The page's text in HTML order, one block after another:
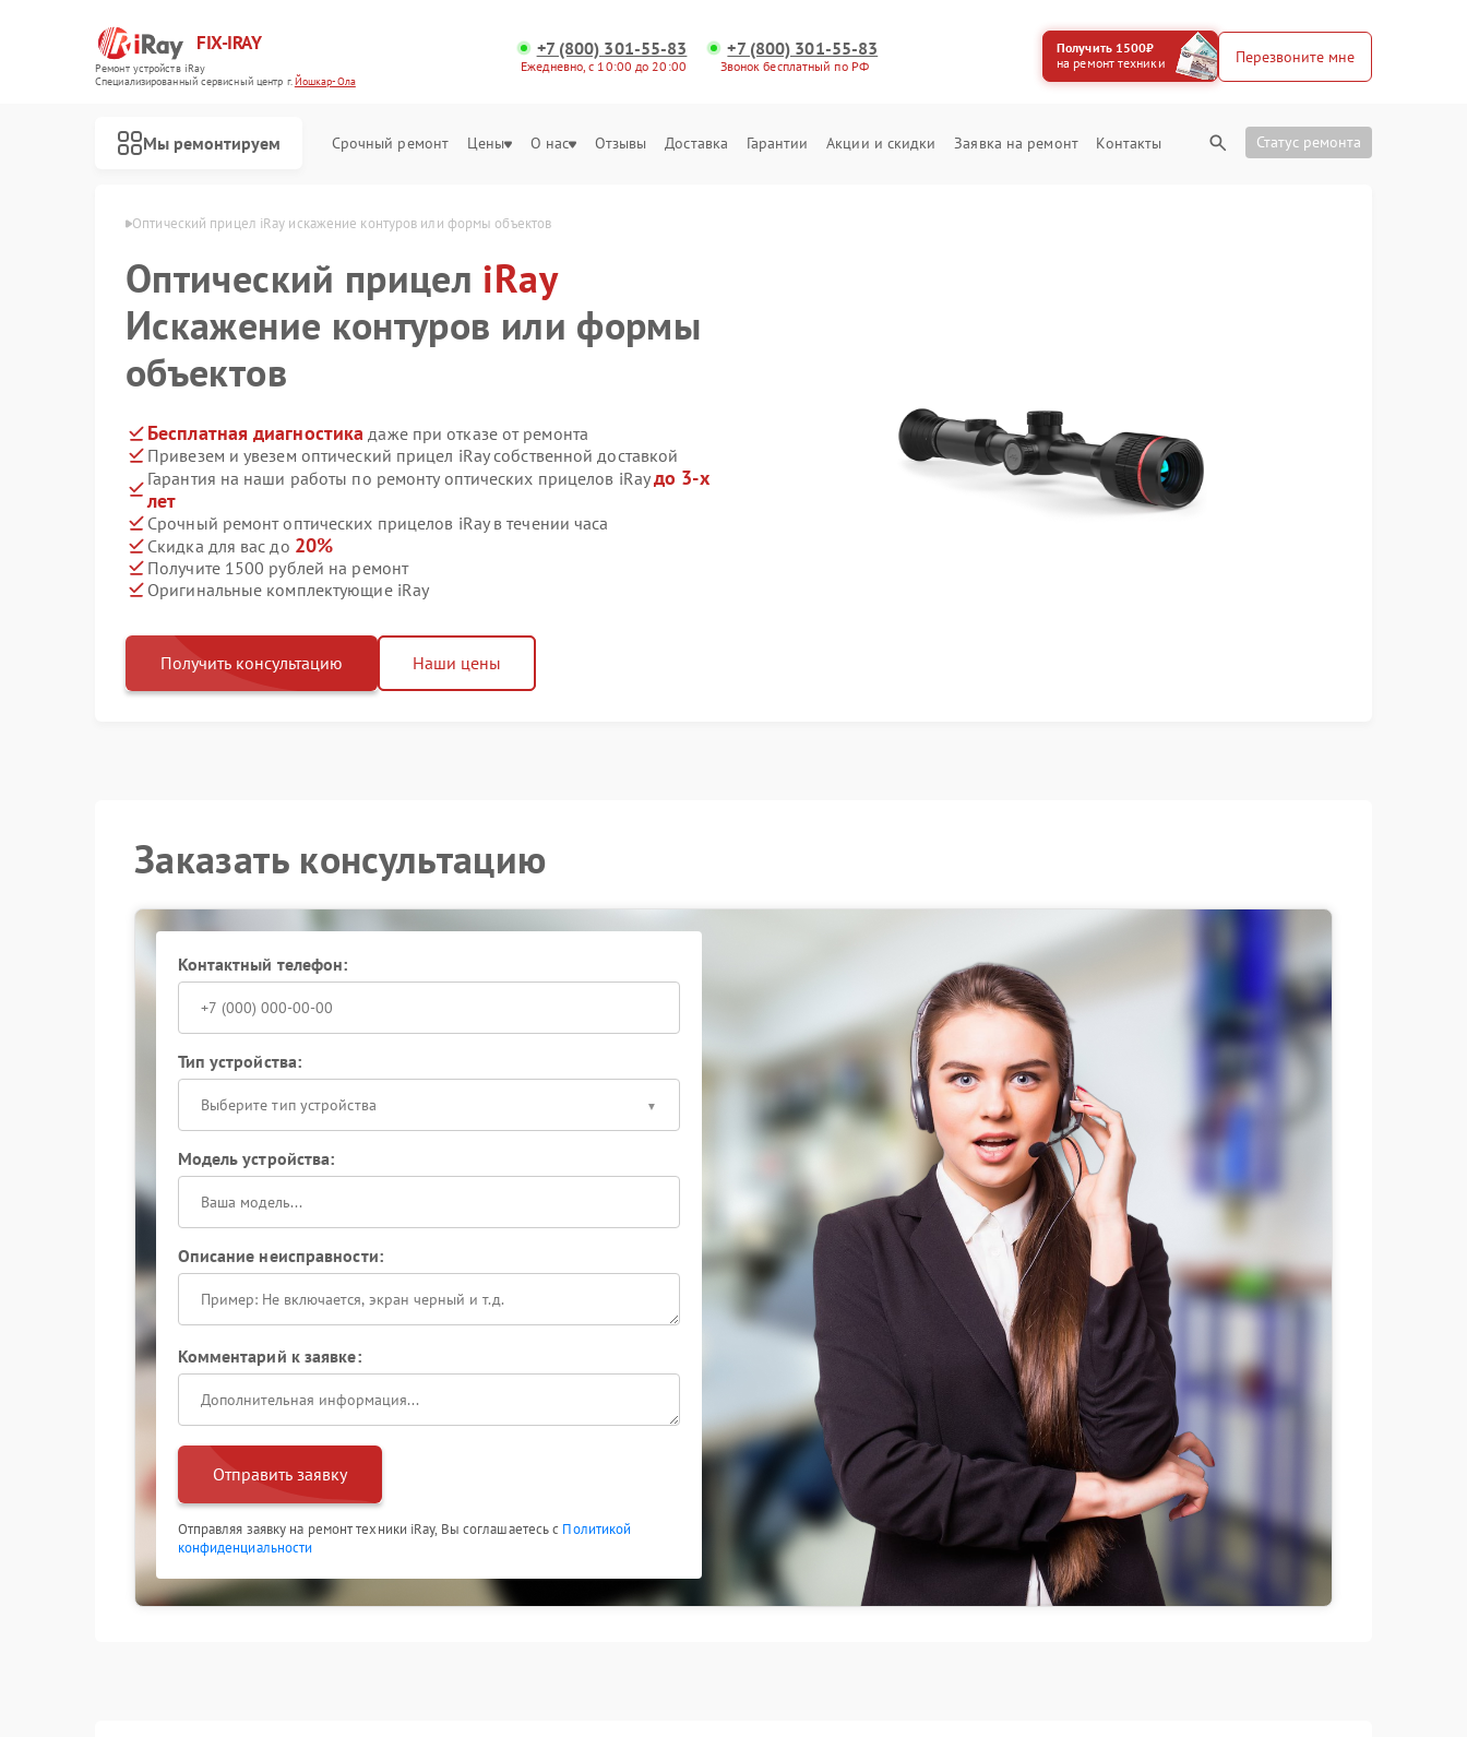
FIX-IRAY
Ремонт устройств iRay
Специализированный cервисный центр г.Йошкар-Ола
+7 (800) 301-55-83
Ежедневно, с 10:00 до 20:00
+7 (800) 301-55-83
Звонок бесплатный по РФ
Получить 1500₽
на ремонт техники
Перезвоните мне
Мы ремонтируем Срочный ремонт Цены О нас Отзывы Доставка Гарантии Акции и скидки Заявка на ремонт Контакты Статус ремонта
iRay в Йошкар-Оле Оптический прицел iRay искажение контуров или формы объектов
Оптический прицел iRay
Искажение контуров или формы
объектов
Бесплатная диагностика даже при отказе от ремонта
Привезем и увезем оптический прицел iRay собственной доставкой
Гарантия на наши работы по ремонту оптических прицелов iRayдо 3-х
лет
Срочный ремонт оптических прицелов iRay в течении часа
Скидка для вас до 20%
Получите 1500 рублей на ремонт
Оригинальные комплектующие iRay
Получить консультацию Наши цены
Заказать консультацию
Контактный телефон:
Тип устройства:
Выберите тип устройства
Модель устройства:
Описание неисправности:
Комментарий к заявке:
Отправить заявку
Отправляя заявку на ремонт техники iRay, Вы соглашаетесь с Политикой
конфиденциальности